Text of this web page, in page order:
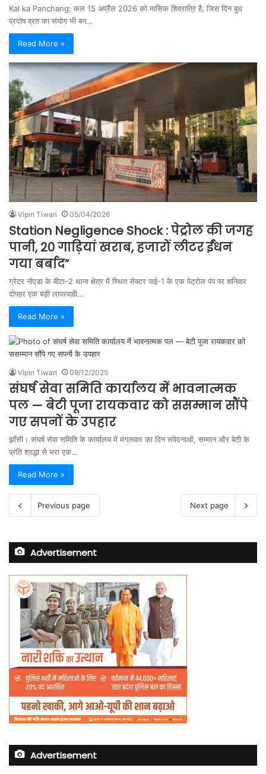
Kal ka Panchang: कल 15 अप्रैल 2026 को मासिक शिवरात्रि है, जिस दिन बुध
प्रदोष व्रत का संयोग भी बन…
Read More »
Vipin Tiwari 05/04/2026
Station Negligence Shock : पेट्रोल की जगह
पानी, 20 गाड़ियां खराब, हजारों लीटर ईंधन
गया बर्बाद”
ग्रेटर नोएडा के बीटा-2 थाना क्षेत्र में स्थित सेक्टर पाई-1 के एक पेट्रोल पंप पर शनिवार
दोपहर एक बड़ी लापरवाही…
Read More »
Vipin Tiwari 09/12/2025
संघर्ष सेवा समिति कार्यालय में भावनात्मक
पल — बेटी पूजा रायकवार को ससम्मान सौंपे
गए सपनों के उपहार
झाँसी। संघर्ष सेवा समिति के कार्यालय में मंगलवार का दिन संवेदनाओं, सम्मान और बेटी के
प्रति श्रद्धा से भरा एक…
Read More »
Previous page Next page
Advertisement
Advertisement